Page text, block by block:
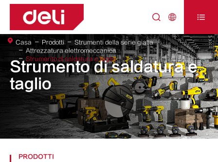
  
Strumento di saldatura e
taglio
Casa Prodotti
Strumenti della serie gialla
Attrezzatura elettromeccanica
Strumento di saldatura e taglio
PRODOTTI